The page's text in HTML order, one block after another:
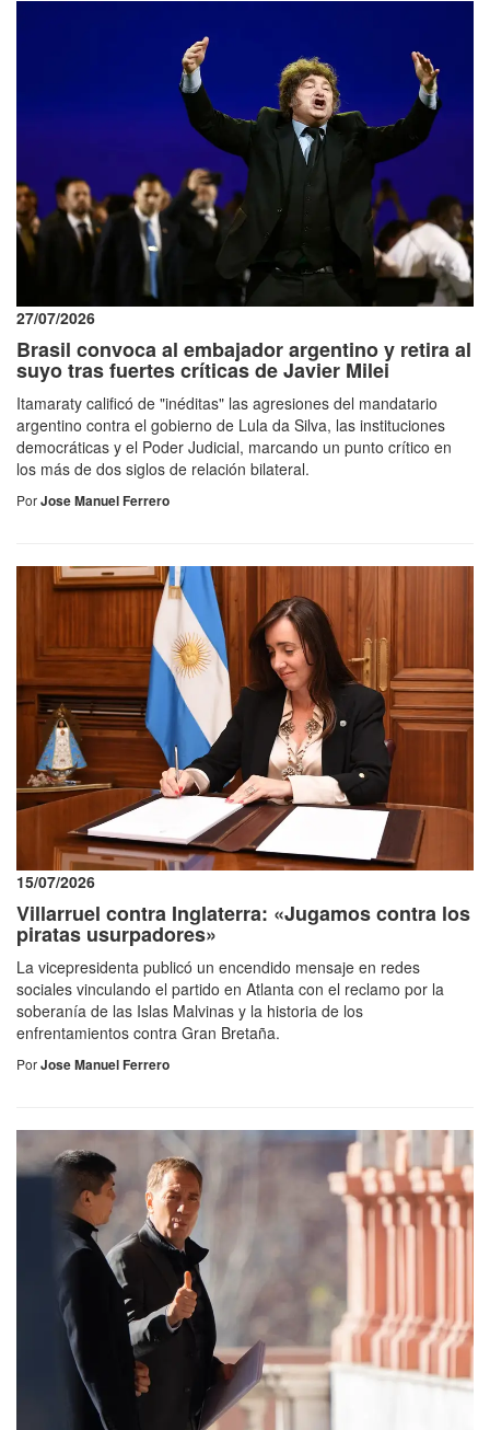
27/07/2026
Brasil convoca al embajador argentino y retira al
suyo tras fuertes críticas de Javier Milei
Itamaraty calificó de "inéditas" las agresiones del mandatario
argentino contra el gobierno de Lula da Silva, las instituciones
democráticas y el Poder Judicial, marcando un punto crítico en
los más de dos siglos de relación bilateral.
PorJose Manuel Ferrero
15/07/2026
Villarruel contra Inglaterra: «Jugamos contra los
piratas usurpadores»
La vicepresidenta publicó un encendido mensaje en redes
sociales vinculando el partido en Atlanta con el reclamo por la
soberanía de las Islas Malvinas y la historia de los
enfrentamientos contra Gran Bretaña.
PorJose Manuel Ferrero